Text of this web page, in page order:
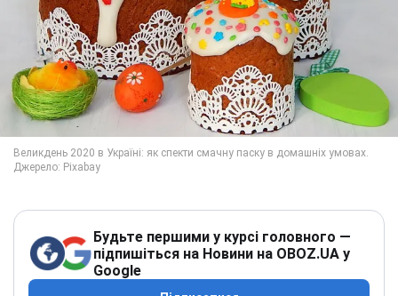
Будьте першими у курсі головного —
підпишіться на Новини на OBOZ.UA у
Google